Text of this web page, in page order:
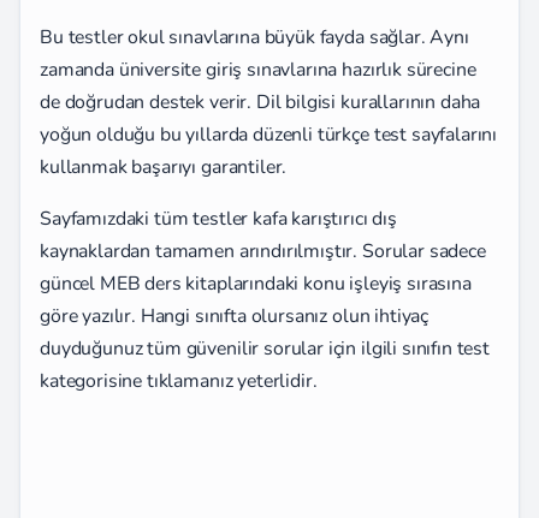
Bu testler okul sınavlarına büyük fayda sağlar. Aynı
zamanda üniversite giriş sınavlarına hazırlık sürecine
de doğrudan destek verir. Dil bilgisi kurallarının daha
yoğun olduğu bu yıllarda düzenli türkçe test sayfalarını
kullanmak başarıyı garantiler.
Sayfamızdaki tüm testler kafa karıştırıcı dış
kaynaklardan tamamen arındırılmıştır. Sorular sadece
güncel MEB ders kitaplarındaki konu işleyiş sırasına
göre yazılır. Hangi sınıfta olursanız olun ihtiyaç
duyduğunuz tüm güvenilir sorular için ilgili sınıfın test
kategorisine tıklamanız yeterlidir.